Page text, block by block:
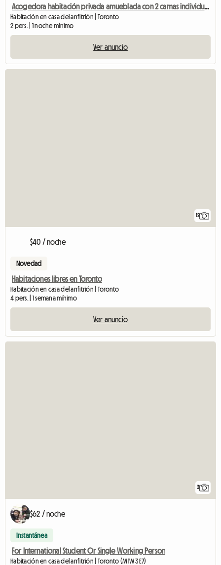
Acogedora habitación privada amueblada con 2 camas individuales y wifi
Habitación en casa del anfitrión | Toronto
2 pers. | 1 noche mínimo
Ver anuncio
12
$40 / noche
Novedad
Habitaciones libres en Toronto
Habitación en casa del anfitrión | Toronto
4 pers. | 1 semana mínimo
Ver anuncio
3
$62 / noche
Instantánea
For International Student Or Single Working Person
Habitación en casa del anfitrión | Toronto (M1W 3E7)